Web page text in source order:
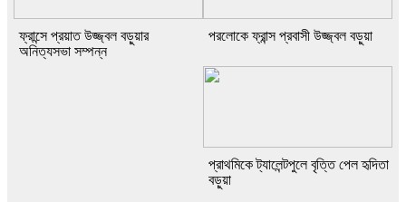
ফ্রান্সে প্রয়াত উজ্জ্বল বড়ুয়ার
অনিত্যসভা সম্পন্ন
পরলোকে ফ্রান্স প্রবাসী উজ্জ্বল বড়ুয়া
প্রাথমিকে ট্যালেন্টপুলে বৃত্তি পেল হৃদিতা
বড়ুয়া